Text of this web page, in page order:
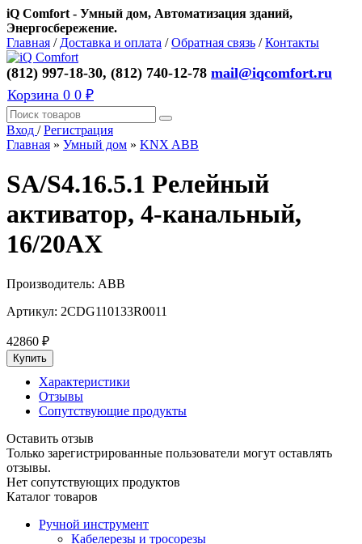
iQ Comfort - Умный дом, Автоматизация зданий,
Энергосбережение.
Главная / Доставка и оплата /Обратная связь /Контакты
(812) 997-18-30, (812) 740-12-78 mail@iqcomfort.ru
Корзина 0 0 ₽
Вход /Регистрация
Главная » Умный дом » KNX ABB
SA/S4.16.5.1 Релейный
активатор, 4-канальный,
16/20АХ
Производитель: ABB
Артикул: 2CDG110133R0011
42860 ₽
Характеристики
Отзывы
Сопутствующие продукты
Оставить отзыв
Только зарегистрированные пользователи могут оставлять
отзывы.
Нет сопутствующих продуктов
Каталог товаров
Ручной инструмент
Кабелерезы и тросорезы